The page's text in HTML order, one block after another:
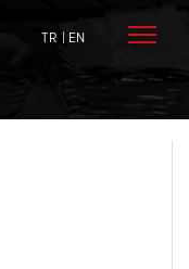
TR | EN